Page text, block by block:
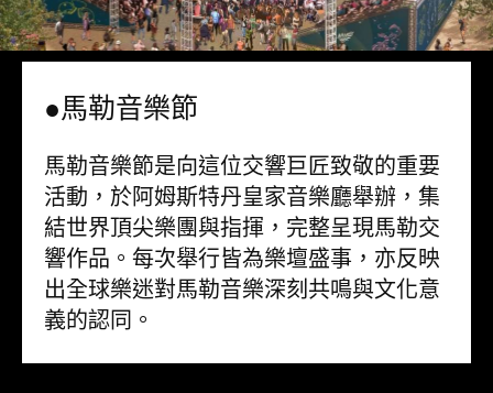
●馬勒音樂節
馬勒音樂節是向這位交響巨匠致敬的重要
活動，於阿姆斯特丹皇家音樂廳舉辦，集
結世界頂尖樂團與指揮，完整呈現馬勒交
響作品。每次舉行皆為樂壇盛事，亦反映
出全球樂迷對馬勒音樂深刻共鳴與文化意
義的認同。